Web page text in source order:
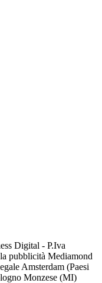
Digital - P.Iva
pubblicità Mediamond
Amsterdam (Paesi
Monzese (MI)